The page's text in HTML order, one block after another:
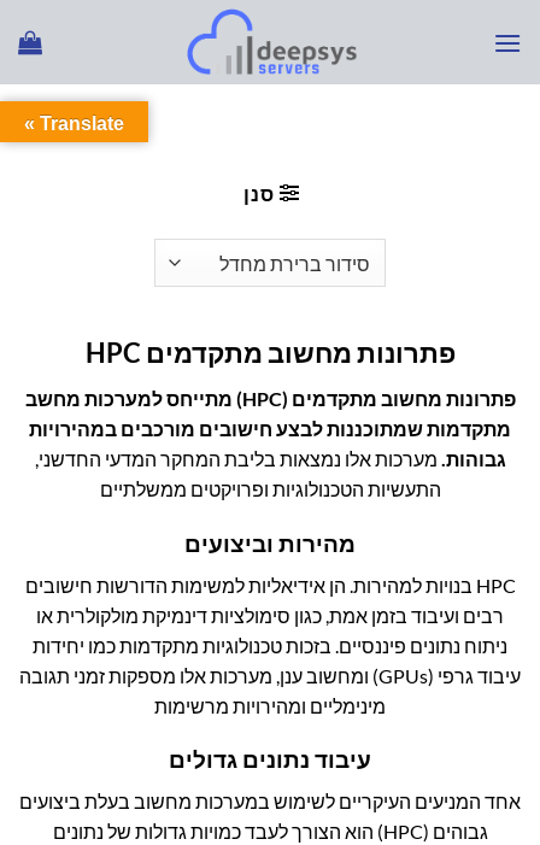
פתרונות מחשוב
סנן
פתרונות מחשוב מתקדמים HPC
פתרונות מחשוב מתקדמים (HPC) מתייחס למערכות מחשב
מתקדמות שמתוכננות לבצע חישובים מורכבים במהירויות
גבוהות. מערכות אלו נמצאות בליבת המחקר המדעי החדשני,
התעשיות הטכנולוגיות ופרויקטים ממשלתיים
מהירות וביצועים
HPC בנויות למהירות. הן אידיאליות למשימות הדורשות חישובים
רבים ועיבוד בזמן אמת, כגון סימולציות דינמיקת מולקולרית או
ניתוח נתונים פיננסיים. בזכות טכנולוגיות מתקדמות כמו יחידות
עיבוד גרפי (GPUs) ומחשוב ענן, מערכות אלו מספקות זמני תגובה
מינימליים ומהירויות מרשימות
עיבוד נתונים גדולים
אחד המניעים העיקריים לשימוש במערכות מחשוב בעלת ביצועים
גבוהים (HPC) הוא הצורך לעבד כמויות גדולות של נתונים
Translate »